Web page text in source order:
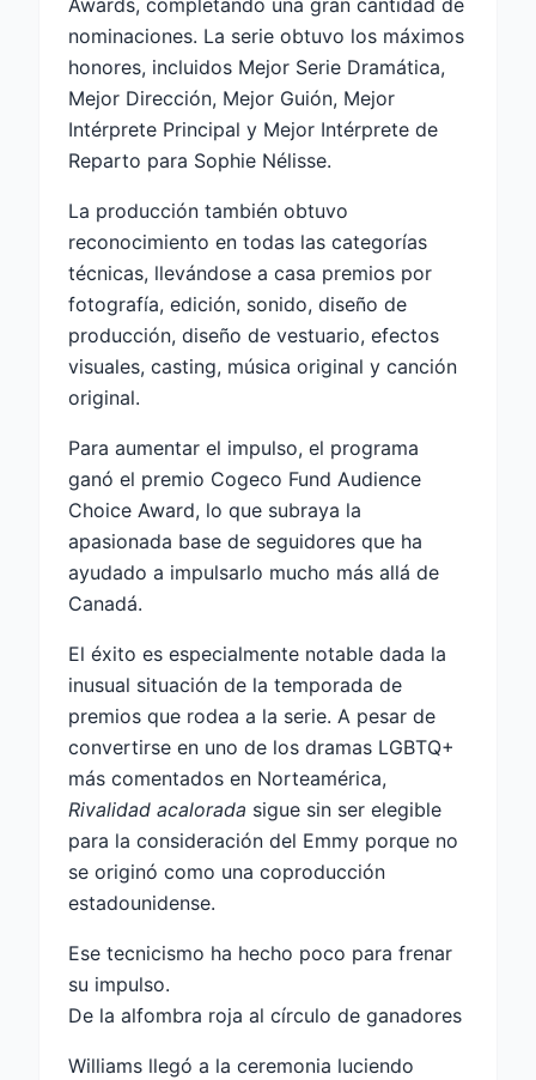
Awards, completando una gran cantidad de
nominaciones. La serie obtuvo los máximos
honores, incluidos Mejor Serie Dramática,
Mejor Dirección, Mejor Guión, Mejor
Intérprete Principal y Mejor Intérprete de
Reparto para Sophie Nélisse.
La producción también obtuvo
reconocimiento en todas las categorías
técnicas, llevándose a casa premios por
fotografía, edición, sonido, diseño de
producción, diseño de vestuario, efectos
visuales, casting, música original y canción
original.
Para aumentar el impulso, el programa
ganó el premio Cogeco Fund Audience
Choice Award, lo que subraya la
apasionada base de seguidores que ha
ayudado a impulsarlo mucho más allá de
Canadá.
El éxito es especialmente notable dada la
inusual situación de la temporada de
premios que rodea a la serie. A pesar de
convertirse en uno de los dramas LGBTQ+
más comentados en Norteamérica,
Rivalidad acalorada sigue sin ser elegible
para la consideración del Emmy porque no
se originó como una coproducción
estadounidense.
Ese tecnicismo ha hecho poco para frenar
su impulso.
De la alfombra roja al círculo de ganadores
Williams llegó a la ceremonia luciendo